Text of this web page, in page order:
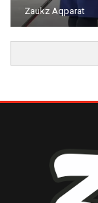
Zaukz Aqparat